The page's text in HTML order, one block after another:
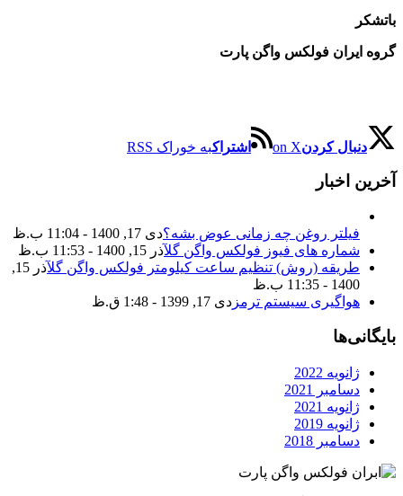
باتشکر
گروه ایران فولکس واگن پارت
دنبال کردنon X اشتراکبه خوراک RSS
آخرین اخبار
فیلتر روغن چه زمانی عوض بشه؟دی 17, 1400 - 11:04 ب.ظ
شماره های فیوز فولکس واگن گلآذر 15, 1400 - 11:53 ب.ظ
طریقه (روش) تنظیم ساعت کیلومتر فولکس واگن گل
آذر 15,
1400 - 11:35 ب.ظ
هواگیری سیستم ترمز دی 17, 1399 - 1:48 ق.ظ
بایگانی‌ها
ژانویه 2022
دسامبر 2021
ژانویه 2021
ژانویه 2019
دسامبر 2018